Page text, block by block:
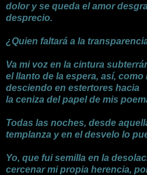
dolor y se queda el amor
desprecio.
¿Quien faltará a la
Va mi voz en la cintura
el llanto de la espera, así, como
desciendo en estertores hacia
la ceniza del papel de mis
Todas las noches, desde
templanza y en el desvelo lo
Yo, que fui semilla en la
cercenar mi propia herencia,